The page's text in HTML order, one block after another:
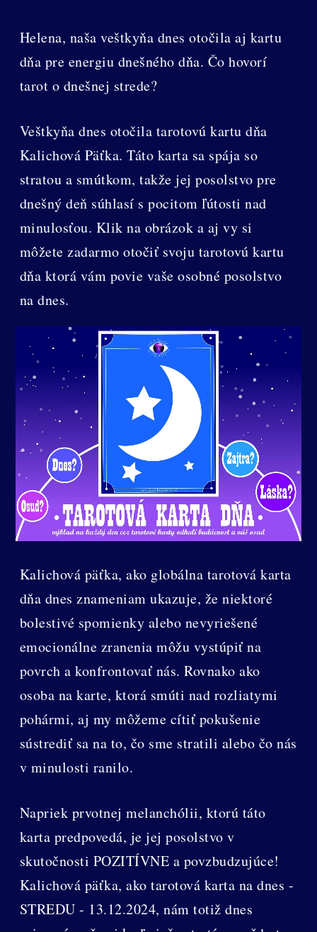
Helena, naša veštkyňa dnes otočila aj kartu
dňa pre energiu dnešného dňa. Čo hovorí
tarot o dnešnej strede?
Veštkyňa dnes otočila tarotovú kartu dňa
Kalichová Päťka. Táto karta sa spája so
stratou a smútkom, takže jej posolstvo pre
dnešný deň súhlasí s pocitom ľútosti nad
minulosťou. Klik na obrázok a aj vy si
môžete zadarmo otočiť svoju tarotovú kartu
dňa ktorá vám povie vaše osobné posolstvo
na dnes.
Kalichová päťka, ako globálna tarotová karta
dňa dnes znameniam ukazuje, že niektoré
bolestivé spomienky alebo nevyriešené
emocionálne zranenia môžu vystúpiť na
povrch a konfrontovať nás. Rovnako ako
osoba na karte, ktorá smúti nad rozliatymi
pohármi, aj my môžeme cítiť pokušenie
sústrediť sa na to, čo sme stratili alebo čo nás
v minulosti ranilo.
Napriek prvotnej melanchólii, ktorú táto
karta predpovedá, je jej posolstvo v
skutočnosti POZITÍVNE a povzbudzujúce!
Kalichová päťka, ako tarotová karta na dnes -
STREDU - 13.12.2024, nám totiž dnes